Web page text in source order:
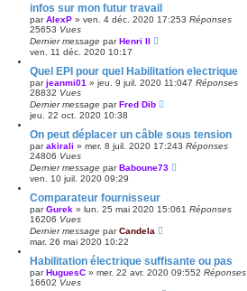
infos sur mon futur travail
parAlexP » ven. 4 déc. 2020 17:253 Réponses
25653 Vues
Dernier message parHenri II
ven. 11 déc. 2020 10:17
Quel EPI pour quel Habilitation electrique
parjeanmi01 » jeu. 9 juil. 2020 11:047 Réponses
28832 Vues
Dernier message parFred Dib
jeu. 22 oct. 2020 10:38
On peut déplacer un câble sous tension
parakirali » mer. 8 juil. 2020 17:243 Réponses
24806 Vues
Dernier message parBaboune73
ven. 10 juil. 2020 09:29
Comparateur fournisseur
parGurek » lun. 25 mai 2020 15:061 Réponses
16206 Vues
Dernier message parCandela
mar. 26 mai 2020 10:22
Habilitation électrique suffisante ou pas
parHuguesC » mer. 22 avr. 2020 09:552 Réponses
16602 Vues